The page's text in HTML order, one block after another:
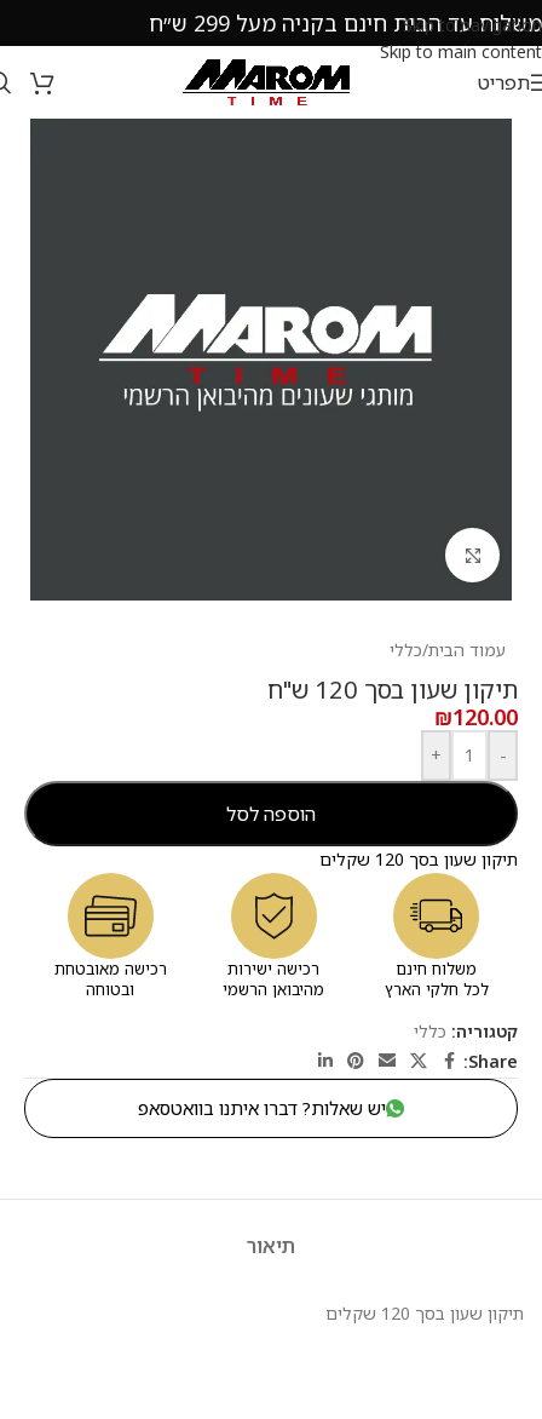
Skip to navigation
Skip to main content
משלוח עד הבית חינם בקניה מעל 299 ש״ח
תפריט
עמוד הבית/כללי
תיקון שעון בסך 120 ש"ח
₪120.00
-
+
הוספה לסל
תיקון שעון בסך 120 שקלים
משלוח חינם
לכל חלקי הארץ
רכישה ישירות
מהיבואן הרשמי
רכישה מאובטחת
ובטוחה
קטגוריה: כללי
Share:
יש שאלות? דברו איתנו בוואטסאפ
לחץ להגדלה
תיאור
תיקון שעון בסך 120 שקלים